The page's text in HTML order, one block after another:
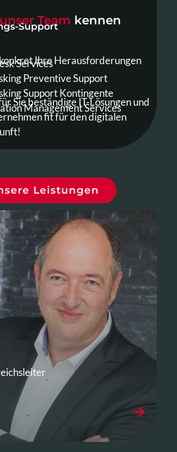
Support
Services
Preventive Support
Support Kontingente
Management Services
Leistungen
unser Team kennen
Ihre Herausforderungen
Sie beständige IT-Lösungen und
fit für den digitalen